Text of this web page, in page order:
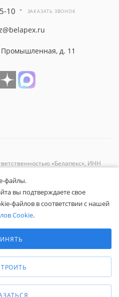
10 ЗАКАЗАТЬ ЗВОНОК
Промышленная, д. 11
«Белапекс», ИНН
вся представленная на сайте
информационный характер и не
офертой.
условияполитики
файлы.
вы подтверждаете свое
файлов в соответствии с нашей
Cookie.